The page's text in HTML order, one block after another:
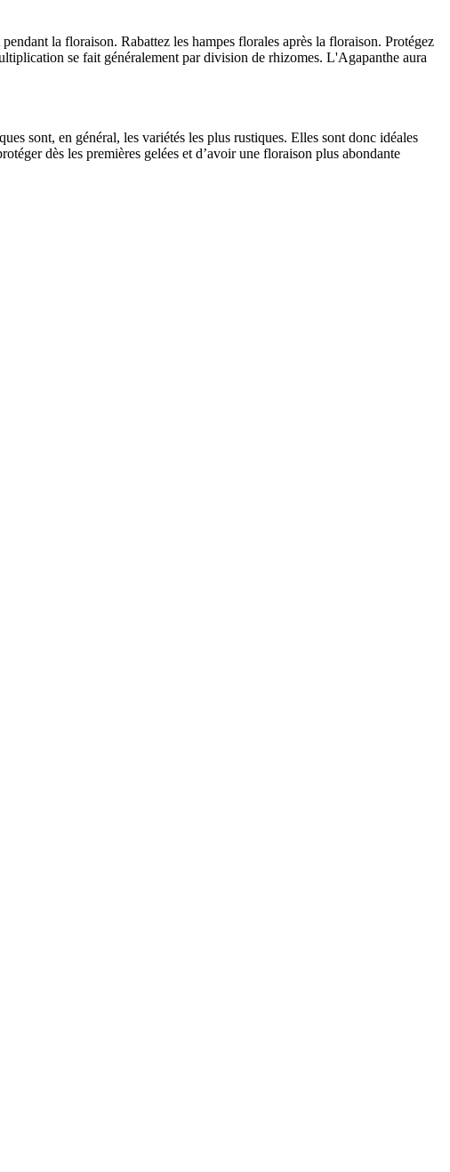
la floraison. Rabattez les hampes florales après la floraison. Protégez
se fait généralement par division de rhizomes. L'Agapanthe aura
sont, en général, les variétés les plus rustiques. Elles sont donc idéales
dès les premières gelées et d’avoir une floraison plus abondante